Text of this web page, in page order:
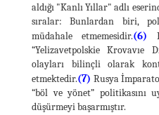
aldığı "Kanlı Yıllar" adlı
sıralar: Bunlardan biri,
müdahale etmemesidir.(6)
“Yelizavetpolskie Krovavıe
olayları bilinçli olarak
etmektedir.(7) Rusya
“böl ve yönet” politikasını
düşürmeyi başarmıştır.